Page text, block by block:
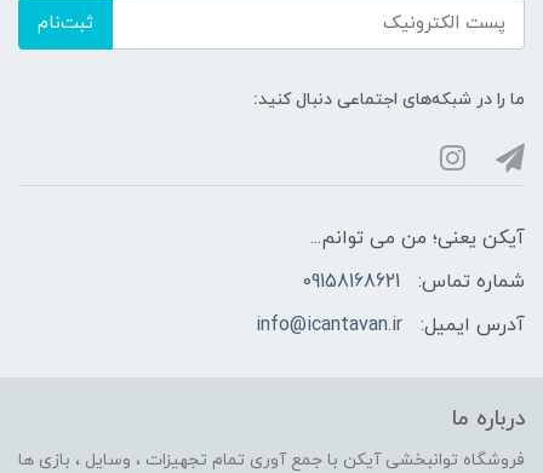
ثبت‌نام
ما را در شبکه‌های اجتماعی دنبال کنید:
آیکن یعنی؛ من می توانم...
شماره تماس:
09158168621
آدرس ایمیل:
info@icantavan.ir
درباره ما
فروشگاه توانبخشی آیکن با جمع آوری تمام تجهیزات ، وسایل ، بازی ها